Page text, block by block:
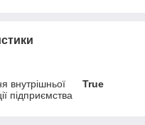
внутрішньої
підприємства
True